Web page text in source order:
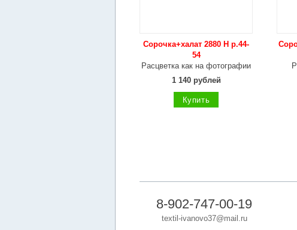
Сорочка+халат 2880 Н р.44-
54
Расцветка как на фотографии
1 140 рублей
Купить
8-902-747-00-19
textil-ivanovo37@mail.ru